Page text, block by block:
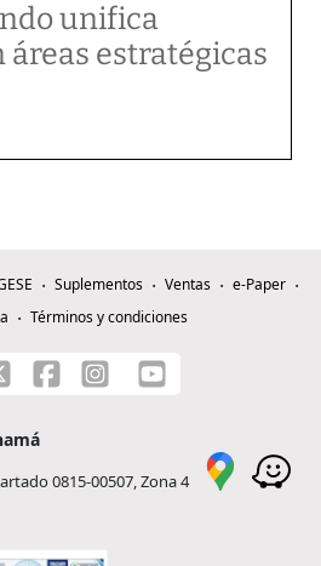
unifica
áreas estratégicas
Suplementos Ventas
e-Paper
Términos y condiciones
0815-00507, Zona 4